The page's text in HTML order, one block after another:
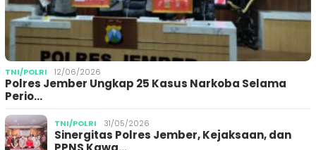
TNI/POLRI 12/06/2026
Polres Jember Ungkap 25 Kasus Narkoba Selama
Perio…
TNI/POLRI 31/05/2026
Sinergitas Polres Jember, Kejaksaan, dan